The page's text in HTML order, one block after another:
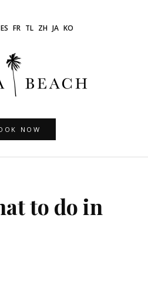
ES FR TL ZH JA KO
NOW
to do in